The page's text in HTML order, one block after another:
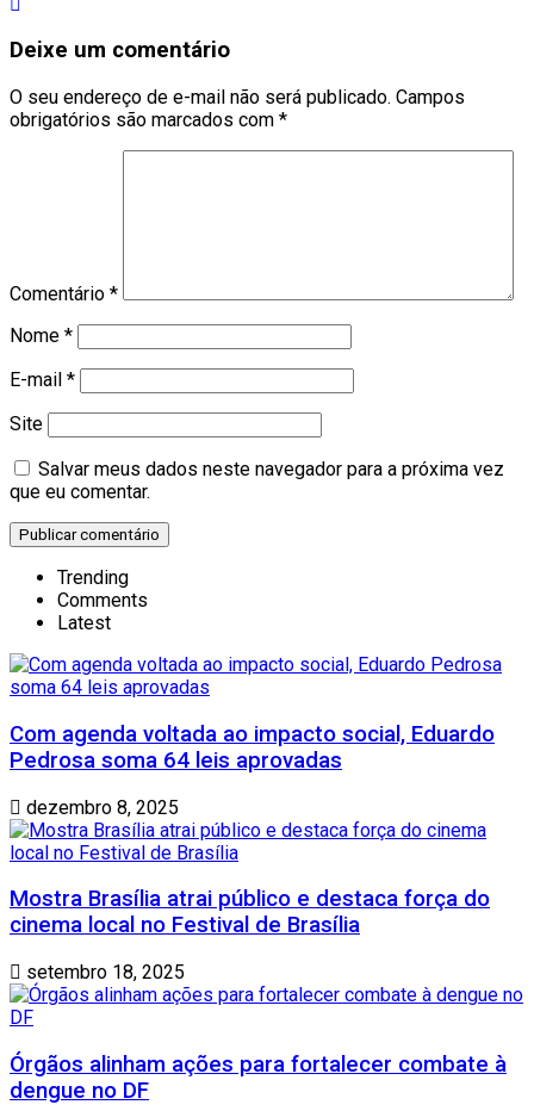
Deixe um comentário
O seu endereço de e-mail não será publicado. Campos
obrigatórios são marcados com *
Comentário *
Nome *
E-mail *
Site
Salvar meus dados neste navegador para a próxima vez
que eu comentar.
Trending
Comments
Latest
Com agenda voltada ao impacto social, Eduardo
Pedrosa soma 64 leis aprovadas
dezembro 8, 2025
Mostra Brasília atrai público e destaca força do
cinema local no Festival de Brasília
setembro 18, 2025
Órgãos alinham ações para fortalecer combate à
dengue no DF